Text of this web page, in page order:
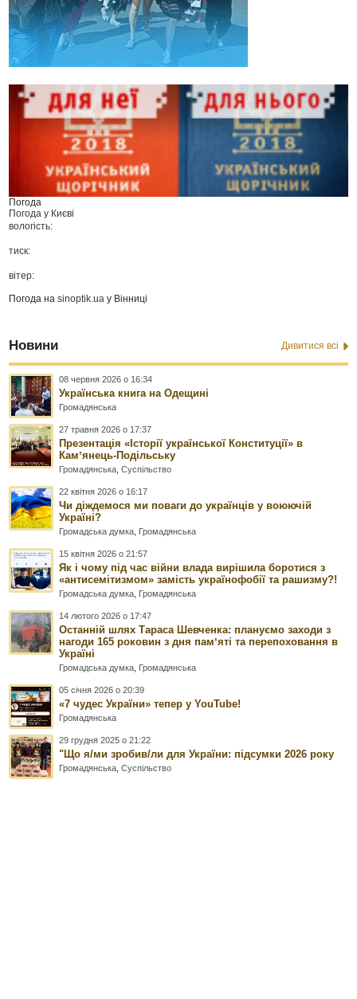
Погода
Погода у Києві
вологість:
тиск:
вітер:
Погода наsinoptik.ua у Вінниці
Новини Дивитися всі
08 червня 2026 о 16:34
Українська книга на Одещині
Громадянська
27 травня 2026 о 17:37
Презентація «Історії української Конституції» в
Камʼянець-Подільську
Громадянська ,Суспільство
22 квітня 2026 о 16:17
Чи діждемося ми поваги до українців у воюючій
Україні?
Громадська думка Громадянська
15 квітня 2026 о 21:57
Як і чому під час війни влада вирішила боротися з
«антисемітизмом» замість українофобії та рашизму?!
Громадська думка Громадянська
14 лютого 2026 о 17:47
Останній шлях Тараса Шевченка: плануємо заходи з
нагоди 165 роковин з дня памʼяті та перепоховання в
Україні
Громадська думка Громадянська
05 січня 2026 о 20:39
«7 чудес України» тепер у YouTube!
Громадянська
29 грудня 2025 о 21:22
"Що я/ми зробив/ли для України: підсумки 2026 року
Громадянська ,Суспільство